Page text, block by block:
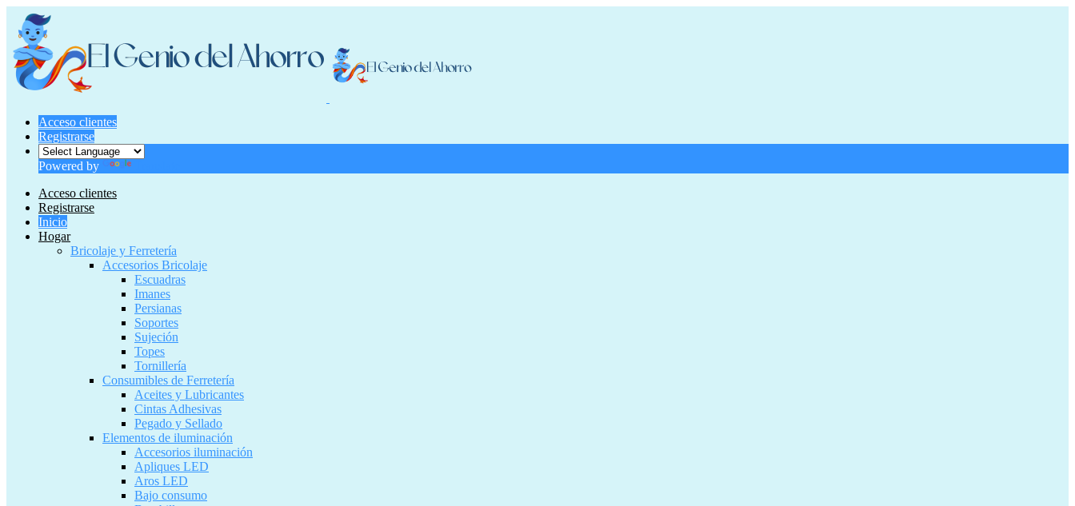
Acceso clientes
Registrarse
Powered by
Acceso clientes
Registrarse
Inicio
Hogar
Bricolaje y Ferretería
Accesorios Bricolaje
Escuadras
Imanes
Persianas
Soportes
Sujeción
Topes
Tornillería
Consumibles de Ferretería
Aceites y Lubricantes
Cintas Adhesivas
Pegado y Sellado
Elementos de iluminación
Accesorios iluminación
Apliques LED
Aros LED
Bajo consumo